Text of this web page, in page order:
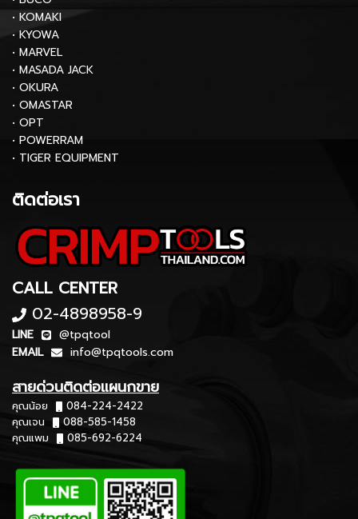
• KOMAKI
• KYOWA
• MARVEL
• MASADA JACK
• OKURA
• OMASTAR
• OPT
• POWERRAM
• TIGER EQUIPMENT
ติดต่อเรา
CALL CENTER
02-4898958-9
LINE
@tpqtool
EMAIL
info@tpqtools.com
สายด่วนติดต่อแผนกขาย
คุณน้อย
084-224-2422
คุณเจน
088-585-1458
คุณแพม
085-692-6224